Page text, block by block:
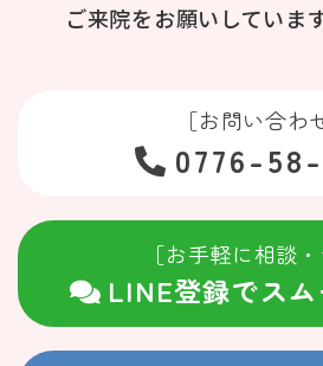
ご来院をお願いしています
［お問い合わ
0776-
［お手軽に相談・
LINE登録でス